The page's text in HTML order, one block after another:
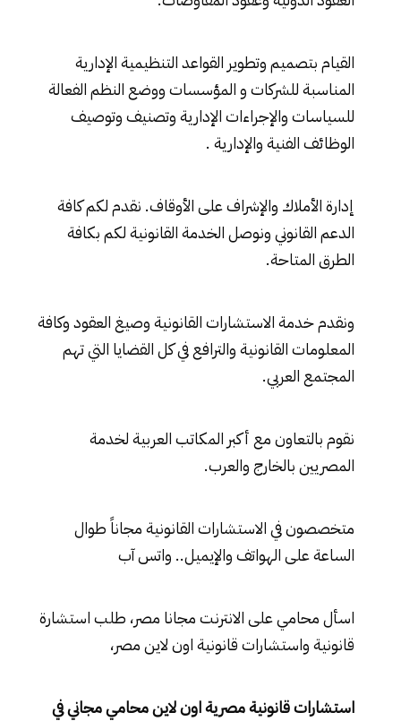
القيام بتصميم وتطوير القواعد التنظيمية الإدارية
المناسبة للشركات و المؤسسات ووضع النظم الفعالة
للسياسات والإجراءات الإدارية وتصنيف وتوصيف
الوظائف الفنية والإدارية .
إدارة الأملاك والإشراف على الأوقاف. نقدم لكم كافة
الدعم القانوني ونوصل الخدمة القانونية لكم بكافة
الطرق المتاحة.
ونقدمخدمة الاستشارات القانونيةوصيغ العقود وكافة
المعلومات القانونية والترافع في كل القضايا التي تهم
المجتمع العربي.
نقوم بالتعاون مع أكبر المكاتب العربية لخدمة
المصريين بالخارج والعرب.
متخصصون في الاستشارات القانونية مجاناً طوال
الساعة على الهواتف والإيميل.. واتس آب
اسأل محامي على الانترنت مجانا مصر، طلب استشارة
قانونية واستشارات قانونية اون لاين مصر،
استشارات قانونية مصرية اون لاين محامي مجاني في